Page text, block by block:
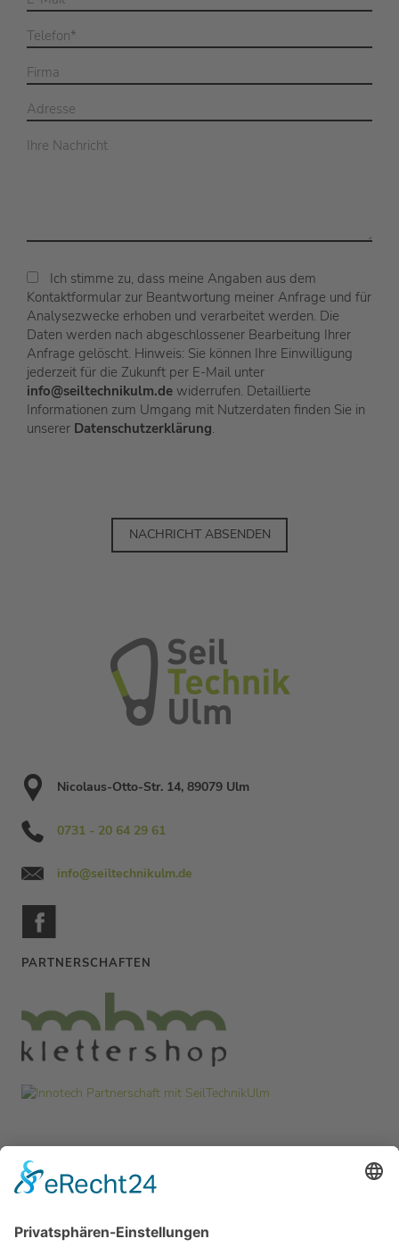
Ich stimme zu, dass meine Angaben aus dem
Kontaktformular zur Beantwortung meiner Anfrage und für
Analysezwecke erhoben und verarbeitet werden. Die
Daten werden nach abgeschlossener Bearbeitung Ihrer
Anfrage gelöscht. Hinweis: Sie können Ihre Einwilligung
jederzeit für die Zukunft per E-Mail unter
info@seiltechnikulm.de widerrufen. Detaillierte
Informationen zum Umgang mit Nutzerdaten finden Sie in
unserer Datenschutzerklärung.
NACHRICHT ABSENDEN
Nicolaus-Otto-Str. 14, 89079 Ulm
0731 - 20 64 29 61
info@seiltechnikulm.de
PARTNERSCHAFTEN
MITGLIEDSCHAFTEN